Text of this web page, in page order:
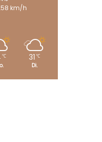
km/h
℃ 31 ℃
Di.